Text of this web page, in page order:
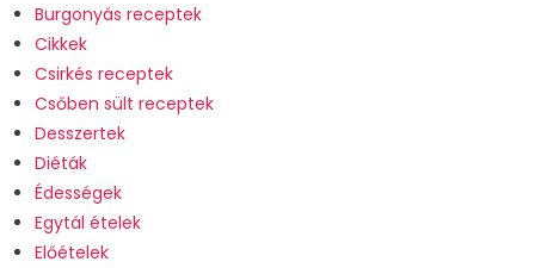
Burgonyás receptek
Cikkek
Csirkés receptek
Csőben sült receptek
Desszertek
Diéták
Édességek
Egytál ételek
Előételek